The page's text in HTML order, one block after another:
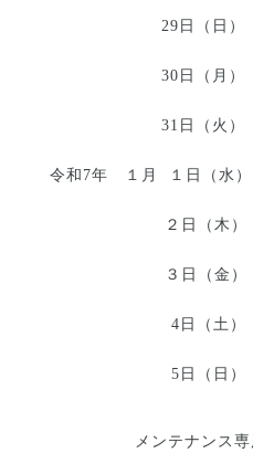
29日（日）
30日（月）
31日（火）
令和7年 １月 １日（
２日（木
３日（金
4日（土） 〃
5日（日） 〃
メンテナンス専